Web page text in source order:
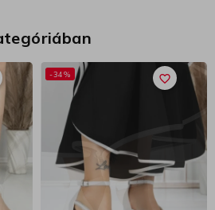
favorite_border
-34%